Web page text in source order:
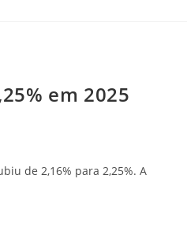
em 2025
de 2,16% para 2,25%. A